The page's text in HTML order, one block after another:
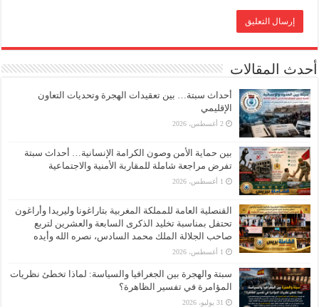
أحدث المقالات
أحداث سبتة… بين تعقيدات الهجرة وتحديات التعاون
الإقليمي
2 أغسطس، 2026
بين حماية الأمن وصون الكرامة الإنسانية… أحداث سبتة
تفرض مراجعة شاملة للمقاربة الأمنية والاجتماعية
1 أغسطس، 2026
القنصلية العامة للمملكة المغربية بتاراغونا وليريدا وأراغون
تحتفل بمناسبة تخليد الذكرى السابعة والعشرين لتربع
صاحب الجلالة الملك محمد السادس، نصره الله وأيده
1 أغسطس، 2026
سبتة والهجرة بين الجغرافيا والسياسة: لماذا تخطئ نظريات
المؤامرة في تفسير الظاهرة؟
31 يوليو، 2026